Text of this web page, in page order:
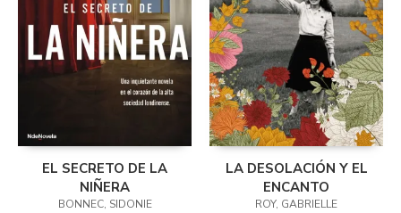
EL SECRETO DE LA
NIÑERA
BONNEC, SIDONIE
LA DESOLACIÓN Y EL
ENCANTO
ROY, GABRIELLE